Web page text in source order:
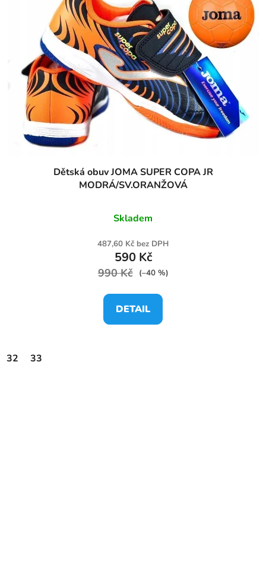
Dětská obuv JOMA SUPER COPA JR
MODRÁ/SV.ORANŽOVÁ
Skladem
487,60 Kč bez DPH
590 Kč
990 Kč (–40 %)
DETAIL
32 33